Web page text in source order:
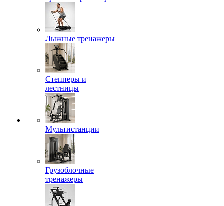
Лыжные тренажеры
Степперы и
лестницы
Мультистанции
Грузоблочные
тренажеры